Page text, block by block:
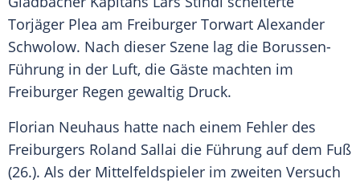
Torjäger Plea am Freiburger Torwart Alexander
Schwolow. Nach dieser Szene lag die Borussen-
Führung in der Luft, die Gäste machten im
Freiburger Regen gewaltig Druck.
Florian Neuhaus hatte nach einem Fehler des
Freiburgers Roland Sallai die Führung auf dem Fuß
(26.). Als der Mittelfeldspieler im zweiten Versuch